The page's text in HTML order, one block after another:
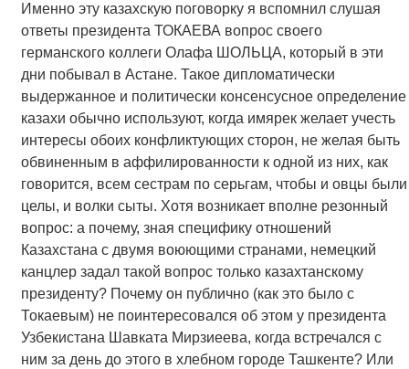
Именно эту казахскую поговорку я вспомнил слушая
ответы президента ТОКАЕВА вопрос своего
германского коллеги Олафа ШОЛЬЦА, который в эти
дни побывал в Астане. Такое дипломатически
выдержанное и политически консенсусное определение
казахи обычно используют, когда имярек желает учесть
интересы обоих конфликтующих сторон, не желая быть
обвиненным в аффилированности к одной из них, как
говорится, всем сестрам по серьгам, чтобы и овцы были
целы, и волки сыты. Хотя возникает вполне резонный
вопрос: а почему, зная специфику отношений
Казахстана с двумя воюющими странами, немецкий
канцлер задал такой вопрос только казахтанскому
президенту? Почему он публично (как это было с
Токаевым) не поинтересовался об этом у президента
Узбекистана Шавката Мирзиеева, когда встречался с
ним за день до этого в хлебном городе Ташкенте? Или